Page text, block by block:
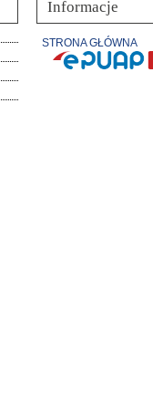
Informacje
STRONA GŁÓWNA